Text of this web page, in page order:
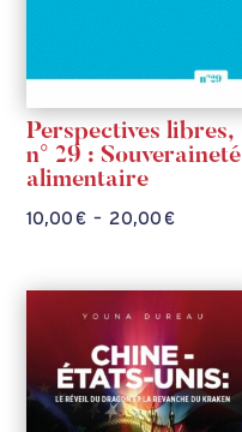
Perspectives libres,
n° 29 : Souveraineté
alimentaire
10,00€ – 20,00€Plage
10,00 €
à
20,00 €